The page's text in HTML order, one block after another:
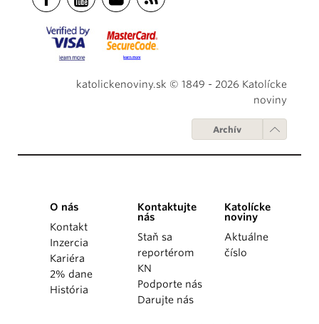
katolickenoviny.sk © 1849 - 2026 Katolícke
noviny
Archív
O nás
Kontakt
Inzercia
Kariéra
2% dane
História
Kontaktujte
nás
Staň sa
reportérom
KN
Podporte nás
Darujte nás
Katolícke
noviny
Aktuálne
číslo